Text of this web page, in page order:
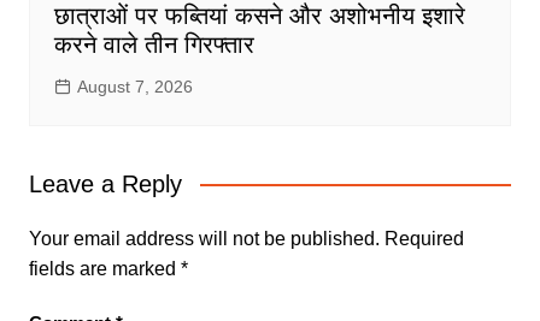
छात्राओं पर फब्तियां कसने और अशोभनीय इशारे
करने वाले तीन गिरफ्तार
August 7, 2026
Leave a Reply
Your email address will not be published. Required
fields are marked *